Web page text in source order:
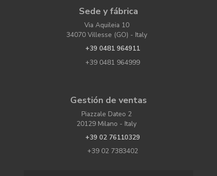
Sede y fábrica
Via Aquileia 10
34070 Villesse (GO) - Italy
+39 0481 964911
+39 0481 964999
Gestión de ventas
Piazzale Dateo 2
20129 Milano - Italy
+39 02 76110329
+39 02 7383402